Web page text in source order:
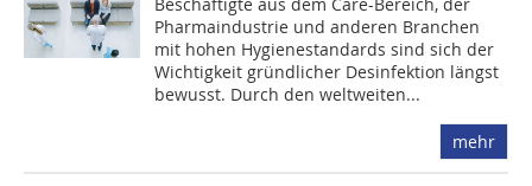
Beschäftigte aus dem Care-Bereich, der
Pharmaindustrie und anderen Branchen
mit hohen Hygienestandards sind sich der
Wichtigkeit gründlicher Desinfektion längst
bewusst. Durch den weltweiten...
mehr